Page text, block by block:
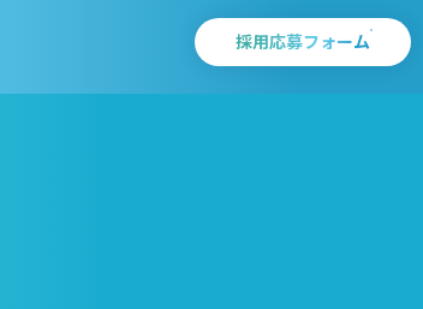
採用応募フォーム